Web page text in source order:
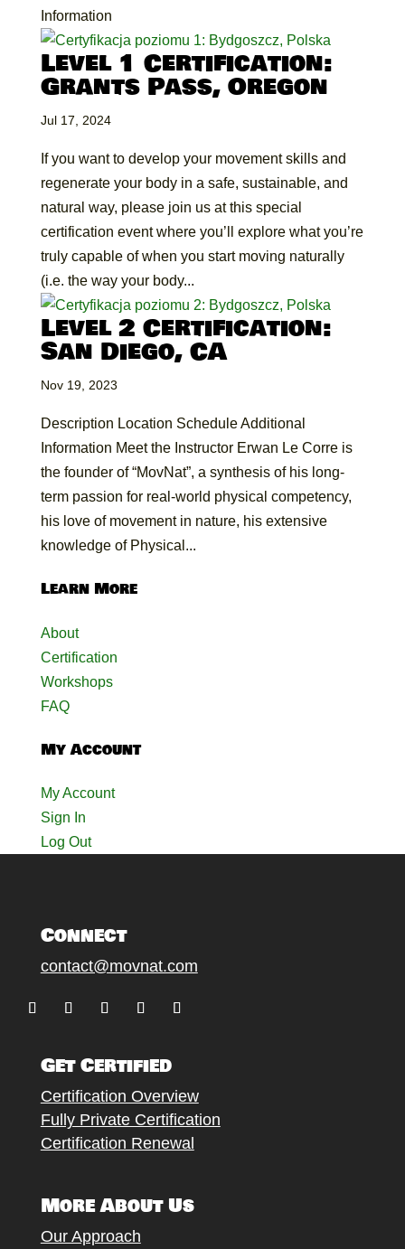
Information
Level 1 Certification:
Grants Pass, Oregon
Jul 17, 2024
If you want to develop your movement skills and
regenerate your body in a safe, sustainable, and
natural way, please join us at this special
certification event where you’ll explore what you’re
truly capable of when you start moving naturally
(i.e. the way your body...
Level 2 Certification:
San Diego, CA
Nov 19, 2023
Description Location Schedule Additional
Information Meet the Instructor Erwan Le Corre is
the founder of “MovNat”, a synthesis of his long-
term passion for real-world physical competency,
his love of movement in nature, his extensive
knowledge of Physical...
Learn More
About
Certification
Workshops
FAQ
My Account
My Account
Sign In
Log Out
Connect
contact@movnat.com
Get Certified
Certification Overview
Fully Private Certification
Certification Renewal
More About Us
Our Approach